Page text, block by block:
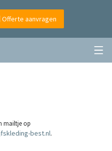
Offerte aanvragen
mailtje op
best.nl.